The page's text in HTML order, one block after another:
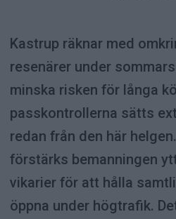
Kastrup räknar med
resenärer under
minska risken för långa
passkontrollerna sätts
redan från den här
förstärks bemanningen
vikarier för att hålla
öppna under högtrafik.